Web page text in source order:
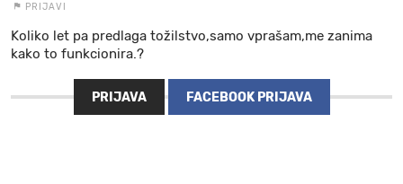
PRIJAVI
Koliko let pa predlaga tožilstvo,samo vprašam,me zanima
kako to funkcionira.?
PRIJAVA FACEBOOK PRIJAVA